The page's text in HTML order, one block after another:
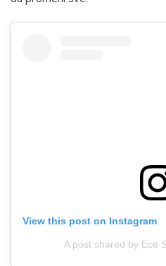
View this post on Instagram
A post shared by Ece